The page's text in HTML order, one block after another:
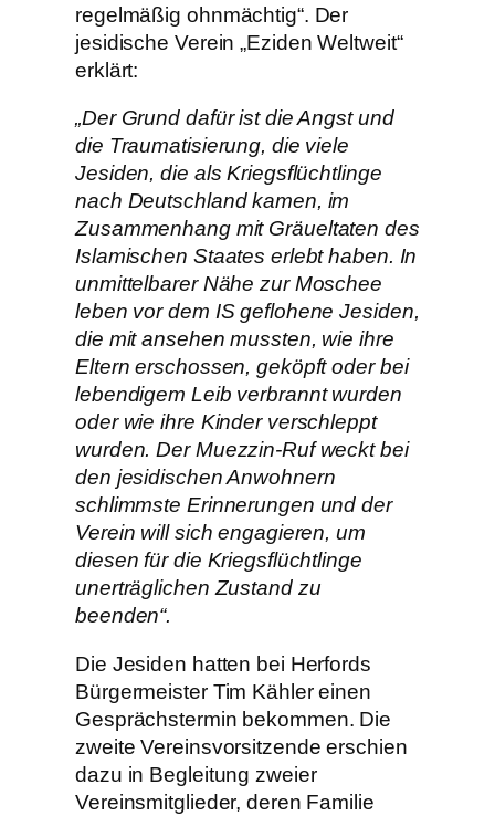
regelmäßig ohnmächtig“. Der
jesidische Verein „Eziden Weltweit“
erklärt:
„Der Grund dafür ist die Angst und
die Traumatisierung, die viele
Jesiden, die als Kriegsflüchtlinge
nach Deutschland kamen, im
Zusammenhang mit Gräueltaten des
Islamischen Staates erlebt haben. In
unmittelbarer Nähe zur Moschee
leben vor dem IS geflohene Jesiden,
die mit ansehen mussten, wie ihre
Eltern erschossen, geköpft oder bei
lebendigem Leib verbrannt wurden
oder wie ihre Kinder verschleppt
wurden. Der Muezzin-Ruf weckt bei
den jesidischen Anwohnern
schlimmste Erinnerungen und der
Verein will sich engagieren, um
diesen für die Kriegsflüchtlinge
unerträglichen Zustand zu
beenden“.
Die Jesiden hatten bei Herfords
Bürgermeister Tim Kähler einen
Gesprächstermin bekommen. Die
zweite Vereinsvorsitzende erschien
dazu in Begleitung zweier
Vereinsmitglieder, deren Familie